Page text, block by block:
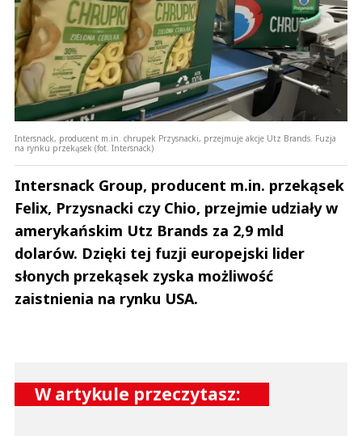
Anuluj
Prześlij komentarz
Intersnack, producent m.in. chrupek Przysnacki, przejmuje akcje Utz Brands. Fuzja
na rynku przekąsek (fot. Intersnack)
Intersnack Group, producent m.in. przekąsek
Felix, Przysnacki czy Chio, przejmie udziały w
amerykańskim Utz Brands za 2,9 mld
dolarów. Dzięki tej fuzji europejski lider
słonych przekąsek zyska możliwość
zaistnienia na rynku USA.
W artykule przeczytasz: